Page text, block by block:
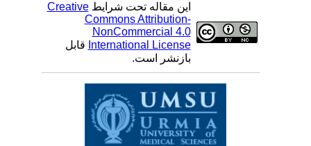
این مقاله تحت شرایطCreative
Commons Attribution-
NonCommercial 4.0
International Licenseقابل
بازنشر است.